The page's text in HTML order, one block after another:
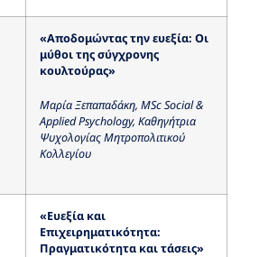
«Αποδομώντας την ευεξία: Οι
μύθοι της σύγχρονης
κουλτούρας»
Μαρία Ξεπαπαδάκη, ΜScSocial &
AppliedPsychology, Καθηγήτρια
Ψυχολογίας Μητροπολιτικού
Κολλεγίου
«Ευεξία και
Επιχειρηματικότητα:
Πραγματικότητα και τάσεις»